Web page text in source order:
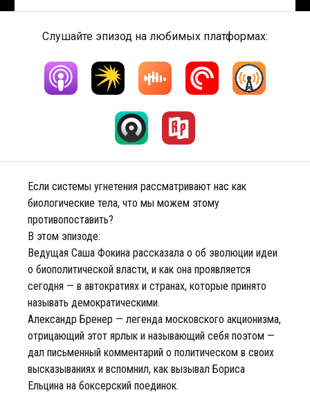
Слушайте эпизод на любимых платформах:
Если системы угнетения рассматривают нас как
биологические тела, что мы можем этому
противопоставить?
В этом эпизоде:
Ведущая Саша Фокина рассказала о об эволюции идеи
о биополитической власти, и как она проявляется
сегодня — в автократиях и странах, которые принято
называть демократическими.
Александр Бренер — легенда московского акционизма,
отрицающий этот ярлык и называющий себя поэтом —
дал письменный комментарий о политическом в своих
высказываниях и вспомнил, как вызывал Бориса
Ельцина на боксерский поединок.